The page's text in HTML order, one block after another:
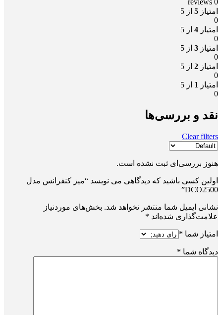
0 reviews
امتیاز 5 از 5
0
امتیاز 4 از 5
0
امتیاز 3 از 5
0
امتیاز 2 از 5
0
امتیاز 1 از 5
0
نقد و بررسی‌ها
Clear filters
هنوز بررسی‌ای ثبت نشده است.
اولین کسی باشید که دیدگاهی می نویسد “میز کنفرانس مدل
DCO2500”
نشانی ایمیل شما منتشر نخواهد شد. بخش‌های موردنیاز
علامت‌گذاری شده‌اند *
امتیاز شما *
دیدگاه شما *